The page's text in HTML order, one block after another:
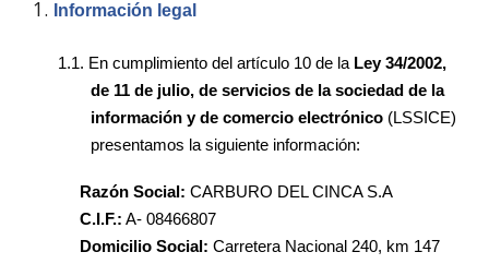
Información legal
1.1. En cumplimiento del artículo 10 de la Ley 34/2002,
de 11 de julio, de servicios de la sociedad de la
información y de comercio electrónico(LSSICE)
presentamos la siguiente información:
Razón Social: CARBURO DEL CINCA S.A
C.I.F.: A- 08466807
Domicilio Social: Carretera Nacional 240, km 147